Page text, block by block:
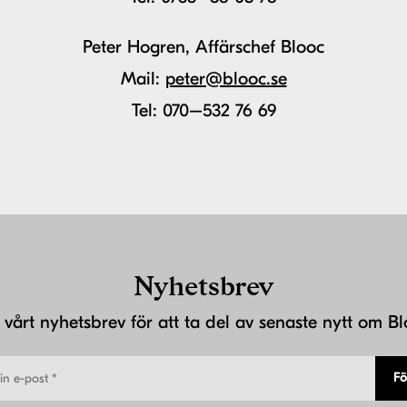
Peter Hogren, Affärschef Blooc
Mail: peter@blooc.se
Tel: 070–532 76 69
Nyhetsbrev
vårt nyhetsbrev för att ta del av senaste nytt om